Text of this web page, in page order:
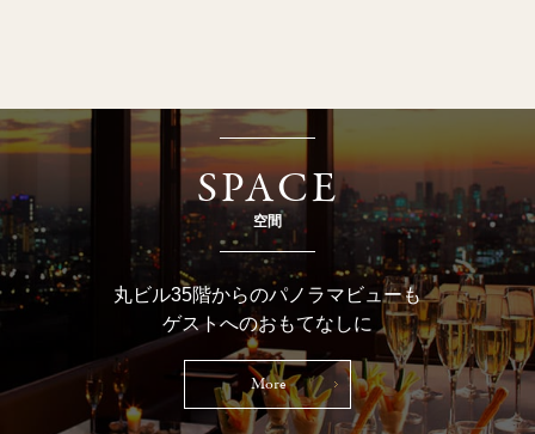
SPACE
空間
丸ビル35階からのパノラマビューも
ゲストへのおもてなしに
More